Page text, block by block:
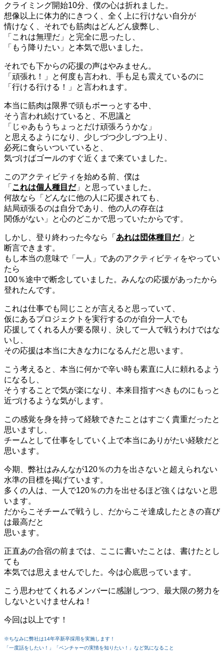
クライミング開始10分、僕の心は折れました。
想像以上に体力的にきつく、全く上に行けない自分が
情けなく、それでも筋肉はどんどん疲弊し、
「これは無理だ」と完全に思ったし、
「もう降りたい」と本気で思いました。
それでも下からの応援の声はやみません。
「頑張れ！」と何度も言われ、手も足も震えているのに
「行ける行ける！」と言われます。
本当に筋肉は限界で頭もボーっとする中、
そう言われ続けていると、不思議と
「じゃあもうちょっとだけ頑張ろうかな」
と思えるようになり、少しづつ少しづつ上り、
必死に食らいついていると、
気づけばゴールのすぐ近くまで来ていました。
このアクティビティを始める前、僕は
「 これは個人種目だ」と思っていました。
何故なら「どんなに他の人に応援されても、
結局頑張るのは自分であり、他の人の存在は
関係がない」と心のどこかで思っていたからです。
しかし、登り終わった今なら「 あれは団体種目だ」と
断言できます。
もし本当の意味で「一人」であのアクティビティをやってい
たら
100％途中で断念していました。みんなの応援があったから
登れたんです。
これは仕事でも同じことが言えると思っていて、
仮にあるプロジェクトを実行するのが自分一人でも
応援してくれる人が要る限り、決して一人で戦うわけではな
いし、
その応援は本当に大きな力になるんだと思います。
こう考えると、本当に何かで辛い時も素直に人に頼れるよう
になるし、
そうすることで気が楽になり、本来目指すべきものにもっと
近づけるような気がします。
この感覚を身を持って経験できたことはすごく貴重だったと
思いますし、
チームとして仕事をしていく上で本当にありがたい経験だと
思います。
今期、弊社はみんなが120％の力を出さないと超えられない
水準の目標を掲げています。
多くの人は、一人で120％の力を出せるほど強くはないと思
います。
だからこそチームで戦うし、だからこそ達成したときの喜び
は最高だと
思います。
正直あの合宿の前までは、ここに書いたことは、書けたとし
ても
本気では思えませんでした。今は心底思っています。
こう思わせてくれるメンバーに感謝しつつ、最大限の努力を
しないといけませんね！
今回は以上です！
※ちなみに弊社は14年卒新卒採用を実施します！
「一度話をしたい！」「ベンチャーの実情を知りたい！」など気になること